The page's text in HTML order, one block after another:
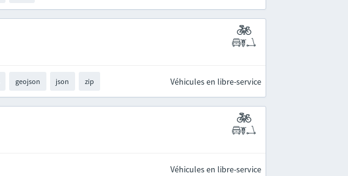
geojson json zip Véhicules en libre-service
Véhicules en libre-service